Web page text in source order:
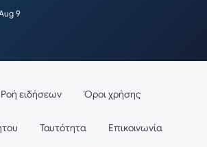
9
Ροή ειδήσεων Όροι χρήσης
Ταυτότητα Επικοινωνία